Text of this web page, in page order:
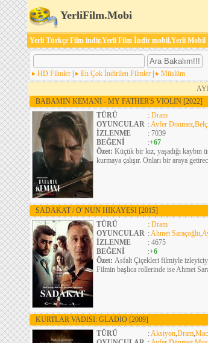
YerliFilm.Mobi
Yerli Türkçe Film indir,Yerli Film İndir mobil,Yerli Mobil
HD Filmler En Çok İndirilen Filmler
Müslüm
BABAMIN KEMANI - MY FATHER'S VIOLIN [2022]
TÜRÜ
: Dram
OYUNCULAR :Ayfer Dönmez,
İZLENME
: 7039
BEĞENİ
:+67
Özet: Küçük bir kız, yaşadığı kaybın
kurmaya çalışır. Onları bir araya
SADAKAT / O' NUN HIKAYESI [2015]
TÜRÜ
: Dram
OYUNCULAR :Ahmet Saraçoğlu,
İZLENME
: 4675
BEĞENİ
:+6
Özet: Asfalt Çiçekleri filmiyle
Filmin başlıca rollerinde ise Ahmet
KURTLAR VADISI: GLADIO [2009]
TÜRÜ
:Aksiyon,Dram,